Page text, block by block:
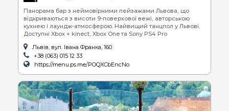
Панорама бар з неймовірними пейзажами Львова, що
відкриваються з висоти 9-поверхової вежі, авторською
кухнею і лаундж-атмосферою. Найвищий танцпол у Львові.
Доступні Xbox + kinect, Xbox One та Sony PS4 Pro
Львів, вул. Івана Франка, 160
+38 (063) 015 12 33
https://menu.ps.me/POQXCbEncNo